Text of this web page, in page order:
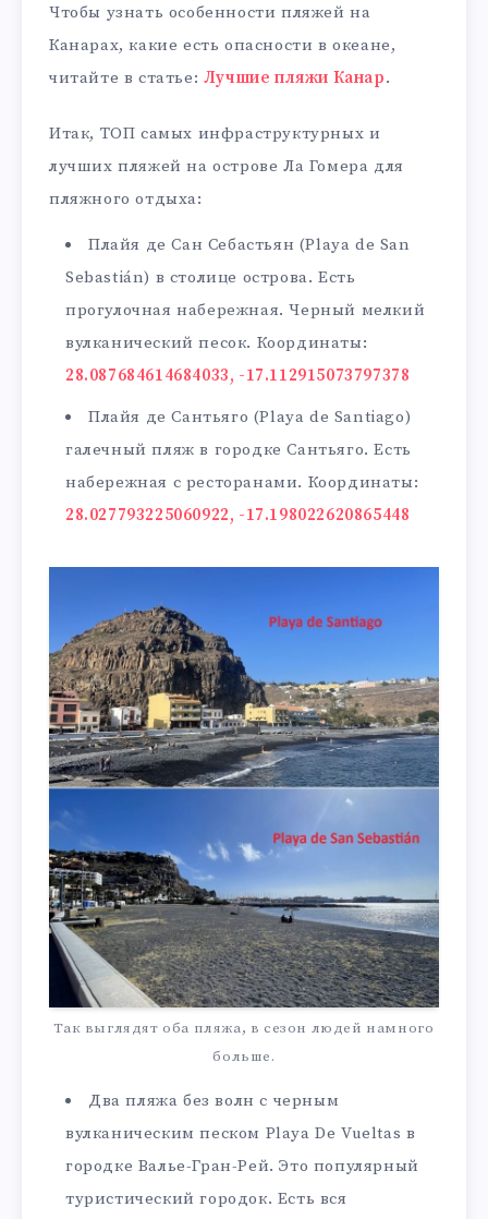
Чтобы узнать особенности пляжей на
Канарах, какие есть опасности в океане,
читайте в статье: Лучшие пляжи Канар.
Итак, ТОП самых инфраструктурных и
лучших пляжей на острове Ла Гомера для
пляжного отдыха:
Плайя де Сан Себастьян (Playa de San
Sebastián) в столице острова. Есть
прогулочная набережная. Черный мелкий
вулканический песок. Координаты:
28.087684614684033, -17.112915073797378
Плайя де Сантьяго (Playa de Santiago)
галечный пляж в городке Сантьяго. Есть
набережная с ресторанами. Координаты:
28.027793225060922, -17.198022620865448
Так выглядят оба пляжа, в сезон людей намного
больше.
Два пляжа без волн с черным
вулканическим песком Playa De Vueltas в
городке Валье-Гран-Рей. Это популярный
туристический городок. Есть вся